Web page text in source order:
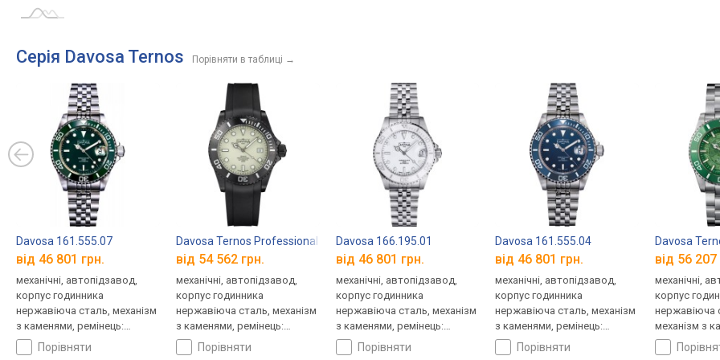
Серія Davosa Ternos Порівняти в таблиці →
Davosa 161.555.07
від 46 801 грн.
механічні, автопідзавод,
корпус годинника
нержавіюча сталь, механізм
з каменями, ремінець:
браслет сталь, WR 200,
Швейцарія
порівняти
Davosa Ternos Professional Megalume 161.583.10
від 54 562 грн.
механічні, автопідзавод,
корпус годинника
нержавіюча сталь, механізм
з каменями, ремінець:
ремінець каучук, WR 300,
Швейцарія
порівняти
Davosa 166.195.01
від 46 801 грн.
механічні, автопідзавод,
корпус годинника
нержавіюча сталь, механізм
з каменями, ремінець:
браслет сталь, WR 200,
Швейцарія
порівняти
Davosa 161.555.04
від 46 801 грн.
механічні, автопідзавод,
корпус годинника
нержавіюча сталь, механізм
з каменями, ремінець:
браслет сталь, WR 200,
Швейцарія
порівняти
Davosa
від 56 207
механічні,
корпус
нержавіюча
механізм з
ремінець:
300,